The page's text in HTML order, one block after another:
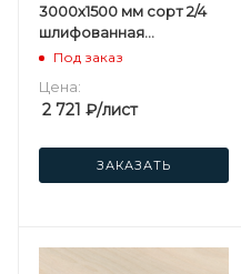
3000х1500 мм сорт 2/4
шлифованная
березовая
Под заказ
Цена:
2 721 ₽/лист
ЗАКАЗАТЬ